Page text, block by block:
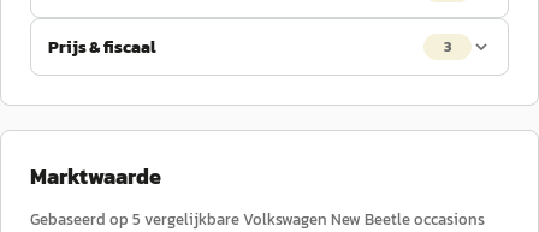
Prijs & fiscaal 3
Marktwaarde
Gebaseerd op 5 vergelijkbareVolkswagen New Beetleoccasions